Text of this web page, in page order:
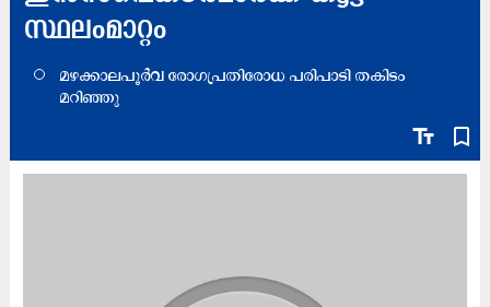
സ്ഥലംമാറ്റം
text_fields bookmark_border
മഴക്കാലപൂർവ രോഗപ്രതിരോധ പരിപാടി തകിടം
മറിഞ്ഞു